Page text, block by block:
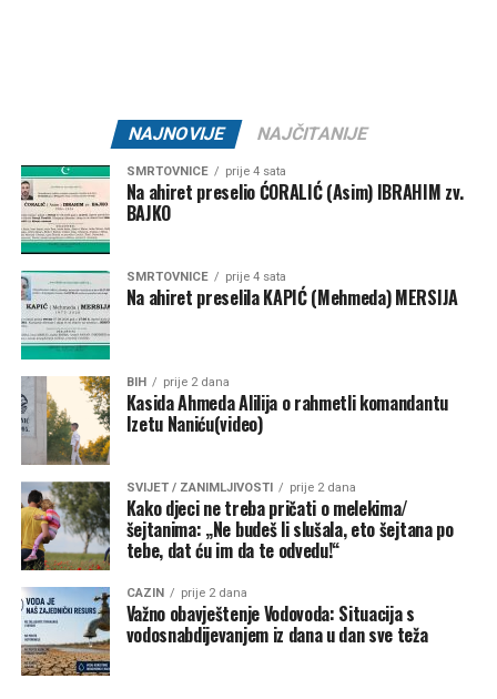
NK “Željezničar 73” –
MNK “Željo” –5.000 KM
Klub borilačkih sportova “Serhat” –1.500 KM
Ključ – 84.000 KM
NK “Ključ” –80.000 KM
Kanu-kajakaški klub “K4” –
FK “Bajer 99” Velagići –
NK “Omladinac” Sanica –1.000 KM
Bužim – 27.000 KM
NK “Vitez” –10.000 KM
FK “Bratstvo-Veterani” –5.000 KM
FK “Konjodor” –
FK “Bužim” –3.000 KM
OK “Bužim” –
3.000 KM
NAJNOVIJE NAJČITANIJE
SMRTOVNICE prije 4 sata
Na ahiret preselio ĆORALIĆ (Asim) IBRAHIM zv.
BAJKO
SMRTOVNICE prije 4 sata
Na ahiret preselila KAPIĆ (Mehmeda) MERSIJA
BIH prije 2 dana
Kasida Ahmeda Alilija o rahmetli komandantu
Izetu Naniću(video)
SVIJET / ZANIMLJIVOSTI prije 2 dana
Kako djeci ne treba pričati o melekima/
šejtanima: „Ne budeš li slušala, eto šejtana po
tebe, dat ću im da te odvedu!“
CAZIN prije 2 dana
Važno obavještenje Vodovoda: Situacija s
vodosnabdijevanjem iz dana u dan sve teža